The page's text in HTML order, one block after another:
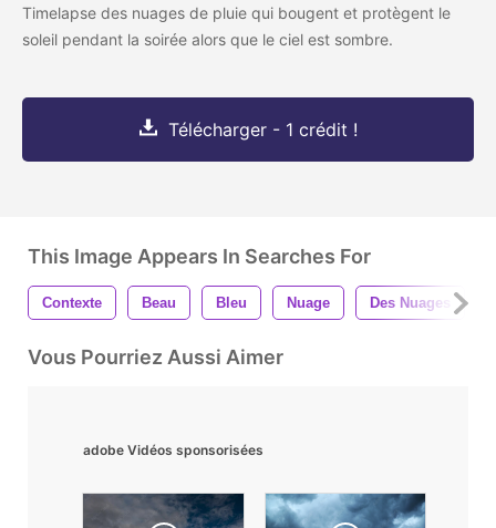
Timelapse des nuages de pluie qui bougent et protègent le
soleil pendant la soirée alors que le ciel est sombre.
Télécharger - 1 crédit !
This Image Appears In Searches For
Contexte Beau Bleu Nuage Des Nuages
Vous Pourriez Aussi Aimer
adobe Vidéos sponsorisées